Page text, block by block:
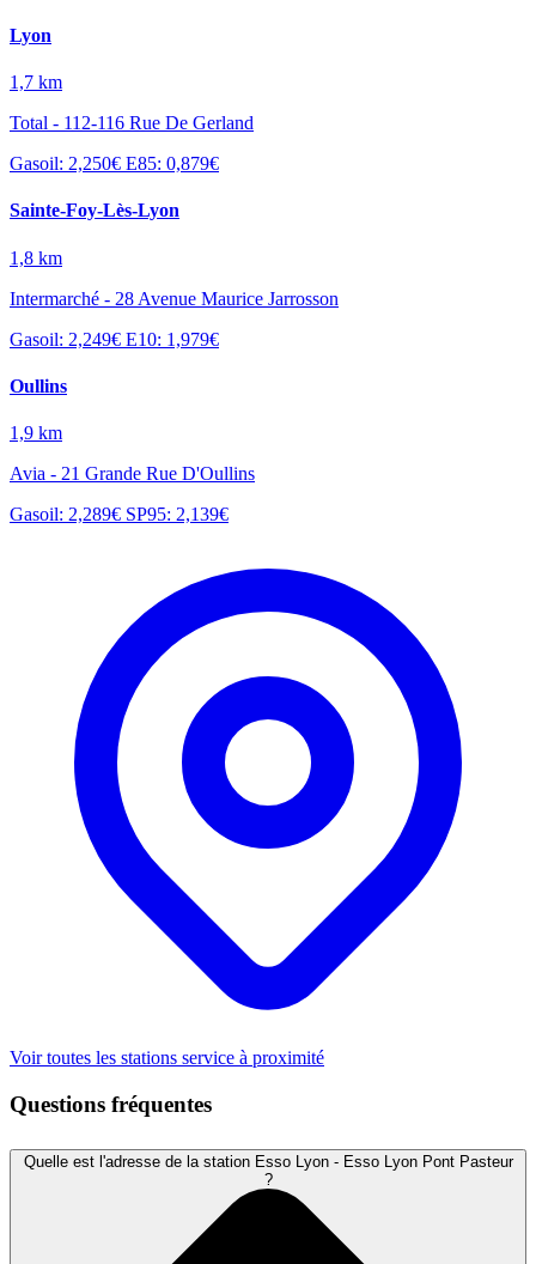
Lyon
1,7 km
Total - 112-116 Rue De Gerland
Gasoil: 2,250€ E85: 0,879€
Sainte-Foy-Lès-Lyon
1,8 km
Intermarché - 28 Avenue Maurice Jarrosson
Gasoil: 2,249€ E10: 1,979€
Oullins
1,9 km
Avia - 21 Grande Rue D'Oullins
Gasoil: 2,289€ SP95: 2,139€
Voir toutes les stations service à proximité
Questions fréquentes
Quelle est l'adresse de la station Esso Lyon - Esso Lyon Pont Pasteur
?